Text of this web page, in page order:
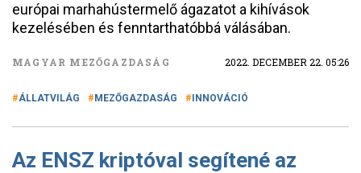
európai marhahústermelő ágazatot a kihívások
kezelésében és fenntarthatóbbá válásában.
MAGYAR MEZŐGAZDASÁG 2022. DECEMBER 22. 05:26
ÁLLATVILÁG MEZŐGAZDASÁG INNOVÁCIÓ
Az ENSZ kriptóval segítené az